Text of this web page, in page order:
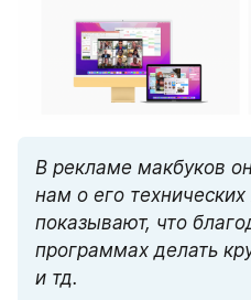
В рекламе макбуков
нам о его
показывают, что
программах делать
и тд.